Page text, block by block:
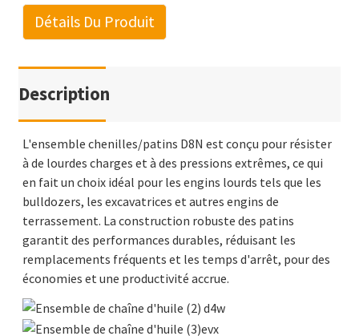
Détails Du Produit
Description
L'ensemble chenilles/patins D8N est conçu pour résister
à de lourdes charges et à des pressions extrêmes, ce qui
en fait un choix idéal pour les engins lourds tels que les
bulldozers, les excavatrices et autres engins de
terrassement. La construction robuste des patins
garantit des performances durables, réduisant les
remplacements fréquents et les temps d'arrêt, pour des
économies et une productivité accrue.